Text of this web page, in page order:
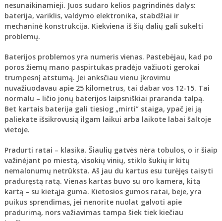
nesunaikinamieji. Juos sudaro kelios pagrindinės dalys:
baterija, variklis, valdymo elektronika, stabdžiai ir
mechaninė konstrukcija. Kiekviena iš šių dalių gali sukelti
problemų.
Baterijos problemosyra numeris vienas. Pastebėjau, kad po
poros žiemų mano paspirtukas pradėjo važiuoti gerokai
trumpesnį atstumą. Jei anksčiau vienu įkrovimu
nuvažiuodavau apie 25 kilometrus, tai dabar vos 12-15. Tai
normalu – ličio jonų baterijos laipsniškiai praranda talpą.
Bet kartais baterija gali tiesiog „mirti” staiga, ypač jei ją
paliekate išsikrovusią ilgam laikui arba laikote labai šaltoje
vietoje.
Pradurti ratai – klasika. Šiaulių gatvės nėra tobulos, o ir šiaip
važinėjant po miestą, visokių vinių, stiklo šukių ir kitų
nemalonumų netrūksta. Aš jau du kartus esu turėjęs taisyti
praduręstą ratą. Vienas kartas buvo su oro kamera, kitą
kartą – su kietąja guma. Kietosios gumos ratai, beje, yra
puikus sprendimas, jei nenorite nuolat galvoti apie
pradurimą, nors važiavimas tampa šiek tiek kiečiau